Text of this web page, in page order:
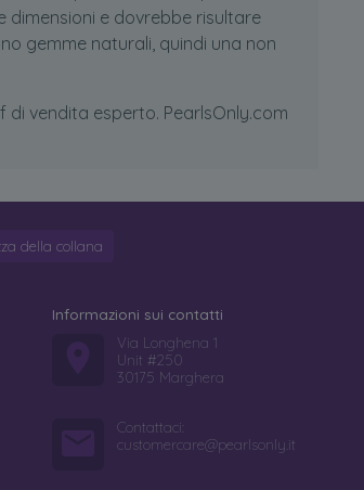
dimensioni e dovrebbe risultare
gemme naturali, quindi una non
vendita esperto. PearlsOnly.com
della collana
Informazioni sui contatti
Via Longhena 1
Unit #250
30175 Marghera
Contattaci:
customercare@pearlsonly.it